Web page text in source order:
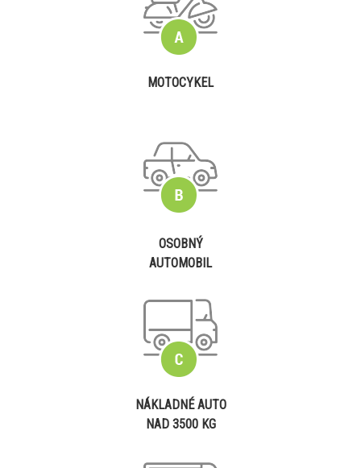
MOTOCYKEL
OSOBNÝ
AUTOMOBIL
NÁKLADNÉ AUTO
NAD 3500 KG